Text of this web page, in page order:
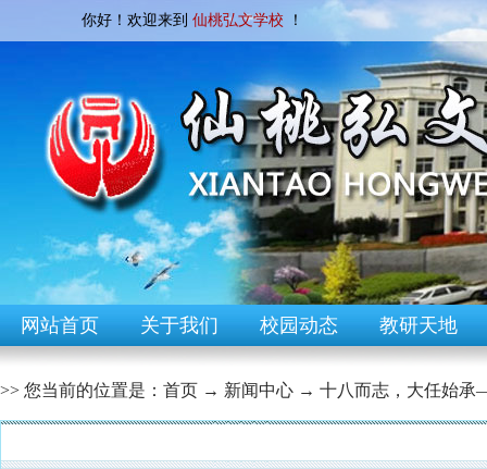
你好！欢迎来到 仙桃弘文学校 ！
网站首页 关于我们 校园动态 教研天地
>> 您当前的位置是： 首页 → 新闻中心 → 十八而志，大任始承